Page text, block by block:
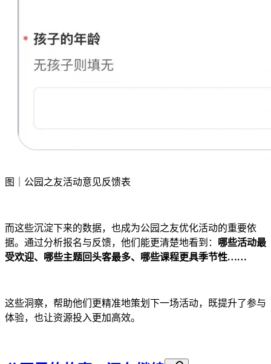
图｜公园之友活动意见反馈表
而这些沉淀下来的数据，也成为公园之友优化活动的重要依
据。通过分析报名与反馈，他们能更清楚地看到： 哪些活动最
受欢迎、哪些主题回头客最多、哪些课程更具季节性……
这些洞察，帮助他们更精准地策划下一场活动，既提升了参与
体验，也让资源投入更加高效。